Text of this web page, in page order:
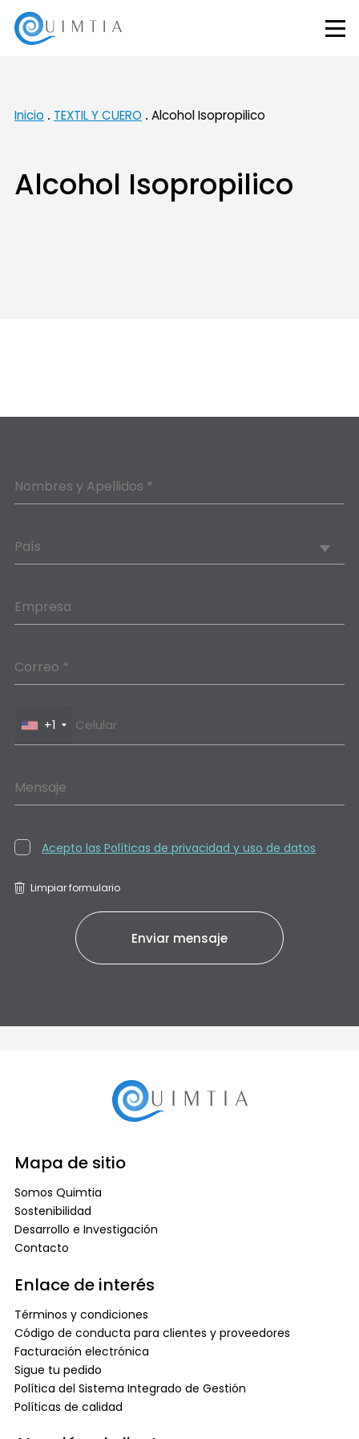
Inicio TEXTIL Y CUERO Alcohol Isopropilico
Alcohol Isopropilico
Nombres y Apellidos *
País
Empresa
Correo *
+1
Mensaje
Acepto las Políticas de privacidad y uso de datos
Limpiar formulario
Mapa de sitio
Somos Quimtia
Sostenibilidad
Desarrollo e Investigación
Contacto
Enlace de interés
Términos y condiciones
Código de conducta para clientes y proveedores
Facturación electrónica
Sigue tu pedido
Política del Sistema Integrado de Gestión
Políticas de calidad